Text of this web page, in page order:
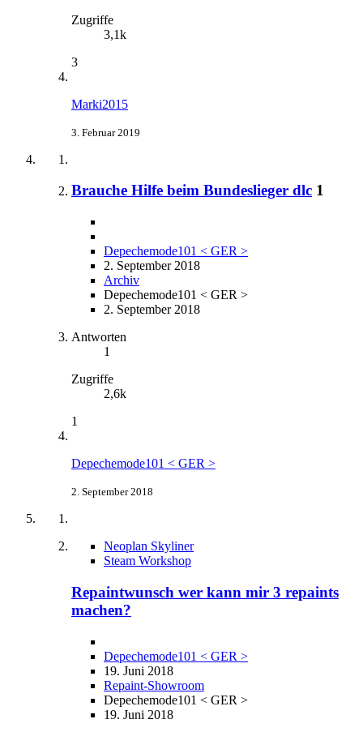
Zugriffe
3,1k
3
Marki2015
3. Februar 2019
Brauche Hilfe beim Bundeslieger dlc 1
Depechemode101 < GER >
2. September 2018
Archiv
Depechemode101 < GER >
2. September 2018
Antworten
1
Zugriffe
2,6k
1
Depechemode101 < GER >
2. September 2018
Neoplan Skyliner
Steam Workshop
Repaintwunsch wer kann mir 3 repaints
machen?
Depechemode101 < GER >
19. Juni 2018
Repaint-Showroom
Depechemode101 < GER >
19. Juni 2018